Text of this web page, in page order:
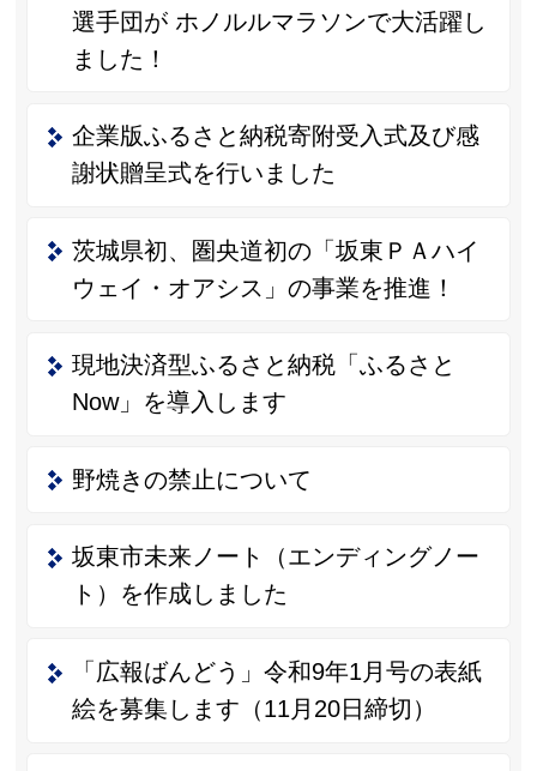
選手団が ホノルルマラソンで大活躍し
ました！
企業版ふるさと納税寄附受入式及び感
謝状贈呈式を行いました
茨城県初、圏央道初の「坂東ＰＡハイ
ウェイ・オアシス」の事業を推進！
現地決済型ふるさと納税「ふるさと
Now」を導入します
野焼きの禁止について
坂東市未来ノート（エンディングノー
ト）を作成しました
「広報ばんどう」令和9年1月号の表紙
絵を募集します（11月20日締切）